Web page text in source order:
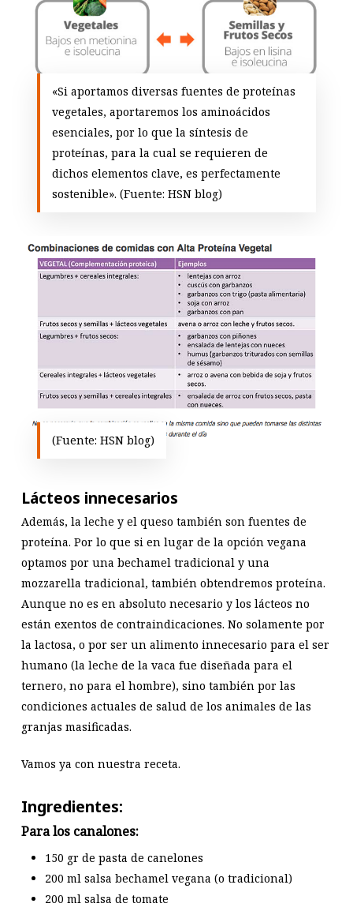
«Si aportamos diversas fuentes de proteínas
vegetales, aportaremos los aminoácidos
esenciales, por lo que la síntesis de
proteínas, para la cual se requieren de
dichos elementos clave, es perfectamente
sostenible». (Fuente: HSN blog)
(Fuente: HSN blog)
Lácteos innecesarios
Además, la leche y el queso también son fuentes de
proteína. Por lo que si en lugar de la opción vegana
optamos por una bechamel tradicional y una
mozzarella tradicional, también obtendremos proteína.
Aunque no es en absoluto necesario y los lácteos no
están exentos de contraindicaciones. No solamente por
la lactosa, o por ser un alimento innecesario para el ser
humano (la leche de la vaca fue diseñada para el
ternero, no para el hombre), sino también por las
condiciones actuales de salud de los animales de las
granjas masificadas.
Vamos ya con nuestra receta.
Ingredientes:
Para los canalones:
150 gr de pasta de canelones
200 ml salsa bechamel vegana (o tradicional)
200 ml salsa de tomate